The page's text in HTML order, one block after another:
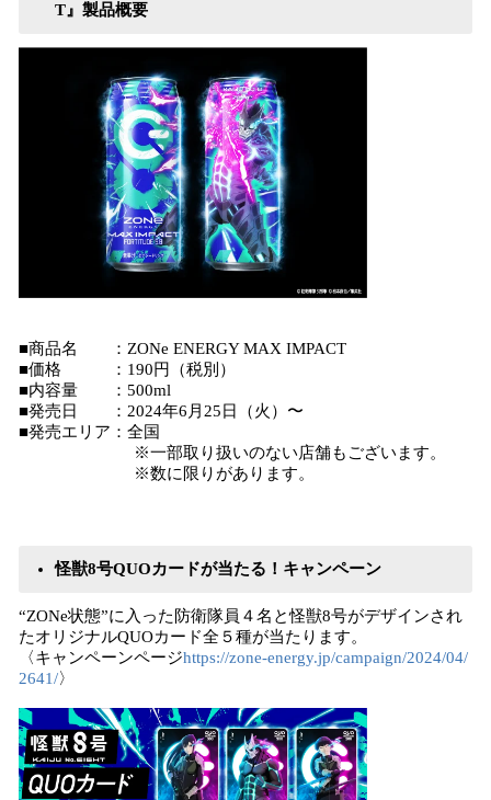
T』製品概要
■商品名 ：ZONe ENERGY MAX IMPACT
■価格 ：190円（税別）
■内容量 ：500ml
■発売日 ：2024年6月25日（火）〜
■発売エリア：全国
※一部取り扱いのない店舗もございます。
※数に限りがあります。
怪獣8号QUOカードが当たる！キャンペーン
“ZONe状態”に入った防衛隊員４名と怪獣8号がデザインされ
たオリジナルQUOカード全５種が当たります。
〈キャンペーンページhttps://zone-energy.jp/campaign/2024/04/
2641/〉